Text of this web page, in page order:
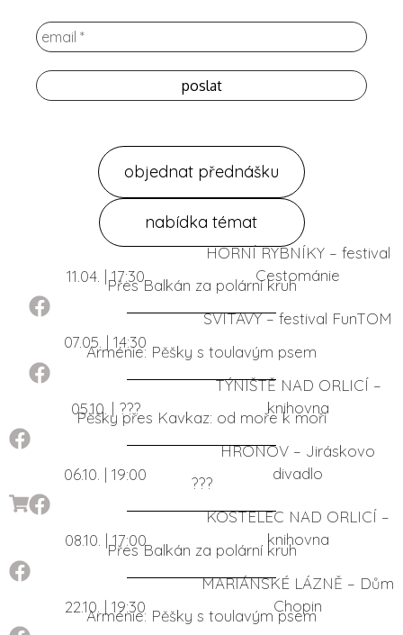
objednat přednášku
nabídka témat
11.04. | 17:30
HORNÍ RYBNÍKY – festival
Cestománie
Přes Balkán za polární kruh
07.05. | 14:30
SVITAVY – festival FunTOM
Arménie: Pěšky s toulavým psem
05.10. | ???
TÝNIŠTĚ NAD ORLICÍ –
knihovna
Pěšky přes Kavkaz: od moře k moři
06.10. | 19:00
HRONOV – Jiráskovo
divadlo
???
08.10. | 17:00
KOSTELEC NAD ORLICÍ –
knihovna
Přes Balkán za polární kruh
22.10. | 19:30
MARIÁNSKÉ LÁZNĚ – Dům
Chopin
Arménie: Pěšky s toulavým psem